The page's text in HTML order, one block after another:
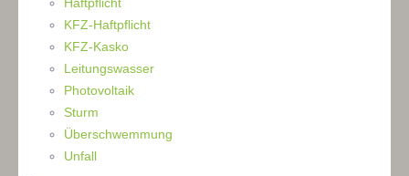
KFZ-Haftpflicht
KFZ-Kasko
Leitungswasser
Photovoltaik
Sturm
Überschwemmung
Unfall